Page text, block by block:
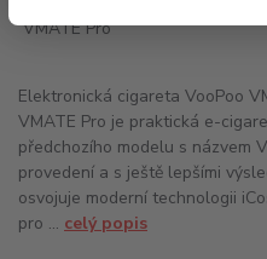
Elektronická cigareta VooPoo
VMATE Pro je praktická e-
předchozího modelu s názvem
provedení a s ještě lepšími
osvojuje moderní technologii
pro ... celý popis